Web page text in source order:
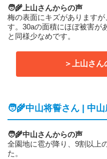
🧑‍🌾上山さんからの声
梅の表面にキズがあります
す。30aの面積にほぼ被害が
と同様少なめです。
＞上山さん
🧑‍🌾中山将誓さん | 中山
🧑‍🌾中山さんからの声
全園地に雹が降り、9割以上
た。